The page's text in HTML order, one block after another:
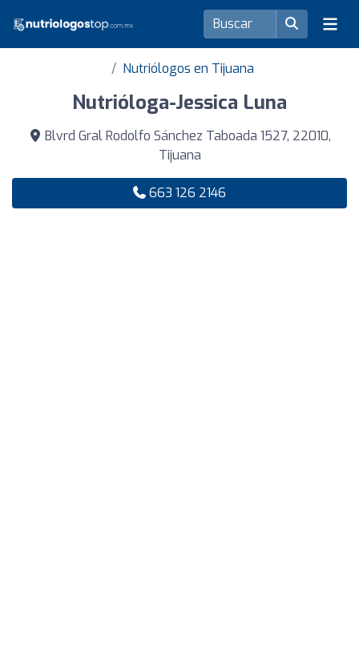
Nutriólogos en Tijuana
Nutrióloga-Jessica Luna
Blvrd Gral Rodolfo Sánchez Taboada 1527, 22010,
Tijuana
663 126 2146